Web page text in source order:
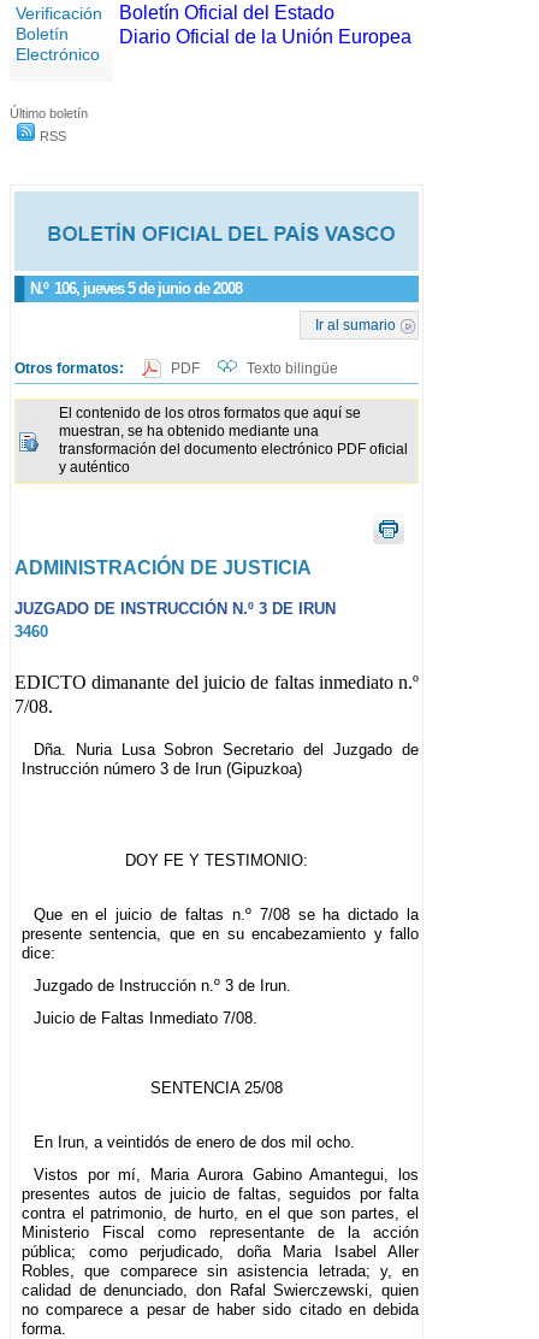
Verificación
Boletín
Electrónico
Último boletín
RSS
N.º 106, jueves 5 de junio de 2008
Ir al sumario
Otros formatos: PDF Texto bilingüe
El contenido de los otros formatos que aquí se
muestran, se ha obtenido mediante una
transformación del documento electrónico PDF oficial
y auténtico
ADMINISTRACIÓN DE JUSTICIA
JUZGADO DE INSTRUCCIÓN N.º 3 DE IRUN
3460
EDICTO dimanante del juicio de faltas inmediato n.º
7/08.
Dña. Nuria Lusa Sobron Secretario del Juzgado de
Instrucción número 3 de Irun (Gipuzkoa)
DOY FE Y TESTIMONIO:
Que en el juicio de faltas n.º 7/08 se ha dictado la
presente sentencia, que en su encabezamiento y fallo
dice:
Juzgado de Instrucción n.º 3 de Irun.
Juicio de Faltas Inmediato 7/08.
SENTENCIA 25/08
En Irun, a veintidós de enero de dos mil ocho.
Vistos por mí, Maria Aurora Gabino Amantegui, los
presentes autos de juicio de faltas, seguidos por falta
contra el patrimonio, de hurto, en el que son partes, el
Ministerio Fiscal como representante de la acción
pública; como perjudicado, doña Maria Isabel Aller
Robles, que comparece sin asistencia letrada; y, en
calidad de denunciado, don Rafal Swierczewski, quien
no comparece a pesar de haber sido citado en debida
forma.
Boletín Oficial del Estado
Diario Oficial de la Unión Europea